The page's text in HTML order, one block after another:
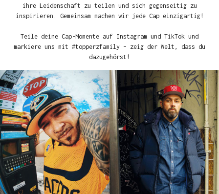
ihre Leidenschaft zu teilen und sich gegenseitig zu
inspirieren. Gemeinsam machen wir jede Cap einzigartig!
Teile deine Cap-Momente auf Instagram und TikTok und
markiere uns mit #topperzfamily – zeig der Welt, dass du
dazugehörst!